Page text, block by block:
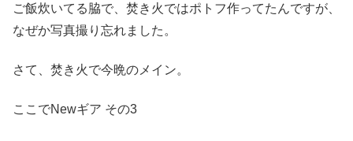
ご飯炊いてる脇で、焚き火ではポトフ作ってたんですが、
なぜか写真撮り忘れました。
さて、焚き火で今晩のメイン。
ここでNewギア その3